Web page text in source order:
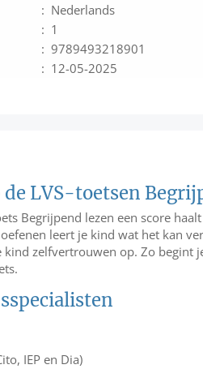
: Nederlands
: 1
: 9789493218901
: 12-05-2025
LVS-toetsen
Begrijpend lezen een score
leert je kind wat het kan
zelfvertrouwen op. Zo begint
IEP en Dia)